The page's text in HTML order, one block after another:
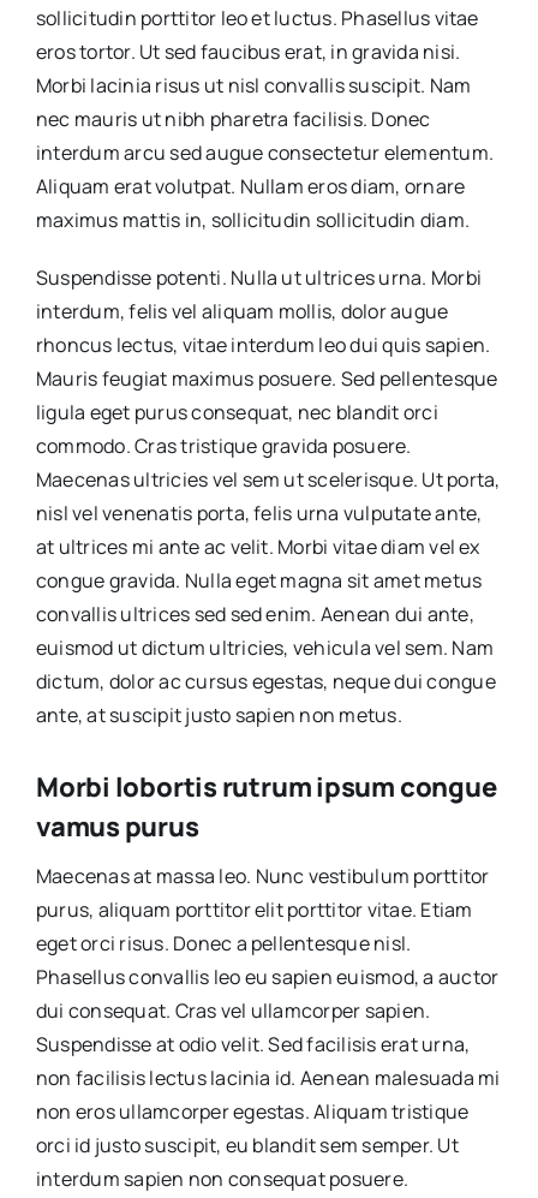
sollicitudin porttitor leo et luctus. Phasellus vitae
eros tortor. Ut sed faucibus erat, in gravida nisi.
Morbi lacinia risus ut nisl convallis suscipit. Nam
nec mauris ut nibh pharetra facilisis. Donec
interdum arcu sed augue consectetur elementum.
Aliquam erat volutpat. Nullam eros diam, ornare
maximus mattis in, sollicitudin sollicitudin diam.
Suspendisse potenti. Nulla ut ultrices urna. Morbi
interdum, felis vel aliquam mollis, dolor augue
rhoncus lectus, vitae interdum leo dui quis sapien.
Mauris feugiat maximus posuere. Sed pellentesque
ligula eget purus consequat, nec blandit orci
commodo. Cras tristique gravida posuere.
Maecenas ultricies vel sem ut scelerisque. Ut porta,
nisl vel venenatis porta, felis urna vulputate ante,
at ultrices mi ante ac velit. Morbi vitae diam vel ex
congue gravida. Nulla eget magna sit amet metus
convallis ultrices sed sed enim. Aenean dui ante,
euismod ut dictum ultricies, vehicula vel sem. Nam
dictum, dolor ac cursus egestas, neque dui congue
ante, at suscipit justo sapien non metus.
Morbi lobortis rutrum ipsum congue
vamus purus
Maecenas at massa leo. Nunc vestibulum porttitor
purus, aliquam porttitor elit porttitor vitae. Etiam
eget orci risus. Donec a pellentesque nisl.
Phasellus convallis leo eu sapien euismod, a auctor
dui consequat. Cras vel ullamcorper sapien.
Suspendisse at odio velit. Sed facilisis erat urna,
non facilisis lectus lacinia id. Aenean malesuada mi
non eros ullamcorper egestas. Aliquam tristique
orci id justo suscipit, eu blandit sem semper. Ut
interdum sapien non consequat posuere.